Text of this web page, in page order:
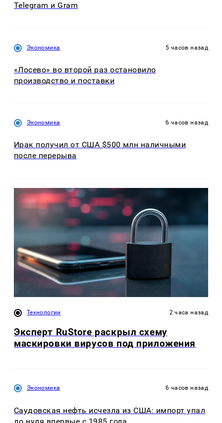
Telegram и Gram
Экономика 5 часов назад
«Лосево» во второй раз остановило
производство и поставки
Экономика 6 часов назад
Ирак получил от США $500 млн наличными
после перерыва
Технологии 2 часа назад
Эксперт RuStore раскрыл схему
маскировки вирусов под приложения
Экономика 6 часов назад
Саудовская нефть исчезла из США: импорт упал